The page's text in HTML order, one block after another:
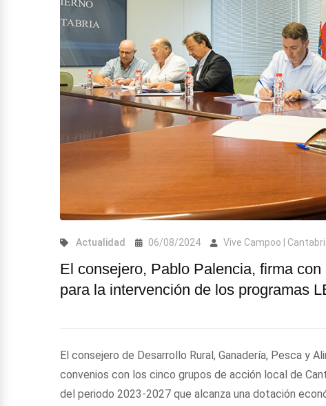
Actualidad 06/08/2024 Vive Campoo |
El consejero, Pablo Palencia, firma
para la intervención de los programas
El consejero de Desarrollo Rural, Ganadería, Pesca y
convenios con los cinco grupos de acción local de
del periodo 2023-2027 que alcanza una dotación